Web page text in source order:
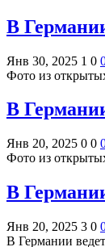
В
Янв 30, 2025 1 0
Фото из
В
Янв 20, 2025 0 0
Фото из
В
Янв 20, 2025 3 0
В Германии